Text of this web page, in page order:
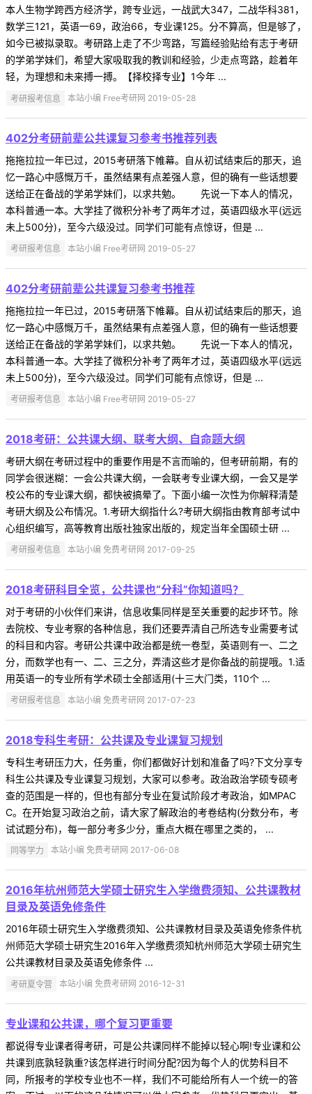
本人生物学跨西方经济学，跨专业远，一战武大347，二战华科381，
数学三121，英语一69，政治66，专业课125。分不算高，但是够了，
如今已被拟录取。考研路上走了不少弯路，写篇经验贴给有志于考研
的学弟学妹们，希望大家吸取我的教训和经验，少走点弯路，趁着年
轻，为理想和未来搏一搏。【择校择专业】1今年 ...
考研报考信息 本站小编 Free考研网 2019-05-28
402分考研前辈公共课复习参考书推荐列表
拖拖拉拉一年已过，2015考研落下帷幕。自从初试结束后的那天，追
忆一路心中感慨万千，虽然结果有点差强人意，但的确有一些话想要
送给正在备战的学弟学妹们，以求共勉。 先说一下本人的情况，
本科普通一本。大学挂了微积分补考了两年才过，英语四级水平(远远
未上500分)，至今六级没过。同学们可能有点惊讶，但是 ...
考研报考信息 本站小编 Free考研网 2019-05-27
402分考研前辈公共课复习参考书推荐
拖拖拉拉一年已过，2015考研落下帷幕。自从初试结束后的那天，追
忆一路心中感慨万千，虽然结果有点差强人意，但的确有一些话想要
送给正在备战的学弟学妹们，以求共勉。 先说一下本人的情况，
本科普通一本。大学挂了微积分补考了两年才过，英语四级水平(远远
未上500分)，至今六级没过。同学们可能有点惊讶，但是 ...
考研报考信息 本站小编 Free考研网 2019-05-27
2018考研：公共课大纲、联考大纲、自命题大纲
考研大纲在考研过程中的重要作用是不言而喻的，但考研前期，有的
同学会很迷糊：一会公共课大纲，一会联考专业课大纲，一会又是学
校公布的专业课大纲，都快被搞晕了。下面小编一次性为你解释清楚
考研大纲及公布情况。1.考研大纲指什么?考研大纲指由教育部考试中
心组织编写，高等教育出版社独家出版的，规定当年全国硕士研 ...
考研报考信息 本站小编 免费考研网 2017-09-25
2018考研科目全览，公共课也“分科”你知道吗？
对于考研的小伙伴们来讲，信息收集同样是至关重要的起步环节。除
去院校、专业考察的各种信息，我们还要弄清自己所选专业需要考试
的科目和内容。考研公共课中政治都是统一卷型，英语则有一、二之
分，而数学也有一、二、三之分，弄清这些才是你备战的前提哦。1.适
用英语一的专业所有学术硕士全部适用(十三大门类，110个 ...
考研报考信息 本站小编 免费考研网 2017-07-23
2018专科生考研：公共课及专业课复习规划
专科生考研压力大，任务重，你们都做好计划和准备了吗?下文分享专
科生公共课及专业课复习规划，大家可以参考。政治政治学硕专硕考
查的范围是一样的，但也有部分专业在复试阶段才考政治，如MPAC
C。在开始复习政治之前，请大家了解政治的考卷结构(分数分布，考
试试题分布)，每一部分考多少分，重点大概在哪里之类的， ...
同等学力 本站小编 免费考研网 2017-06-08
2016年杭州师范大学硕士研究生入学缴费须知、公共课教材
目录及英语免修条件
2016年硕士研究生入学缴费须知、公共课教材目录及英语免修条件杭
州师范大学硕士研究生2016年入学缴费须知杭州师范大学硕士研究生
公共课教材目录及英语免修条件 ...
考研夏令营 本站小编 免费考研网 2016-12-31
专业课和公共课，哪个复习更重要
都说得专业课者得考研，可是公共课同样不能掉以轻心啊!专业课和公
共课到底孰轻孰重?该怎样进行时间分配?因为每个人的优势科目不
同，所报考的学校专业也不一样，我们不可能给所有人一个统一的答